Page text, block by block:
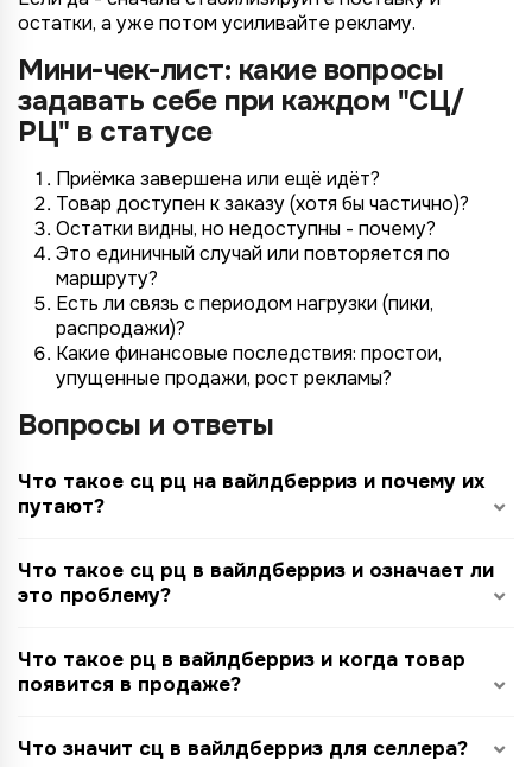
остатки, а уже потом усиливайте рекламу.
Мини-чек-лист: какие вопросы
задавать себе при каждом "СЦ/
РЦ" в статусе
Приёмка завершена или ещё идёт?
Товар доступен к заказу (хотя бы частично)?
Остатки видны, но недоступны - почему?
Это единичный случай или повторяется по
маршруту?
Есть ли связь с периодом нагрузки (пики,
распродажи)?
Какие финансовые последствия: простои,
упущенные продажи, рост рекламы?
Вопросы и ответы
Что такое сц рц на вайлдберриз и почему их
путают?
Что такое сц рц в вайлдберриз и означает ли
это проблему?
Что такое рц в вайлдберриз и когда товар
появится в продаже?
Что значит сц в вайлдберриз для селлера?